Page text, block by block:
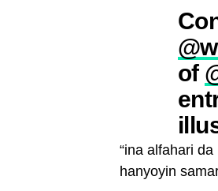
of
“ina alfahari
hanyoyin